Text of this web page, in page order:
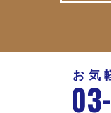
お気
03-